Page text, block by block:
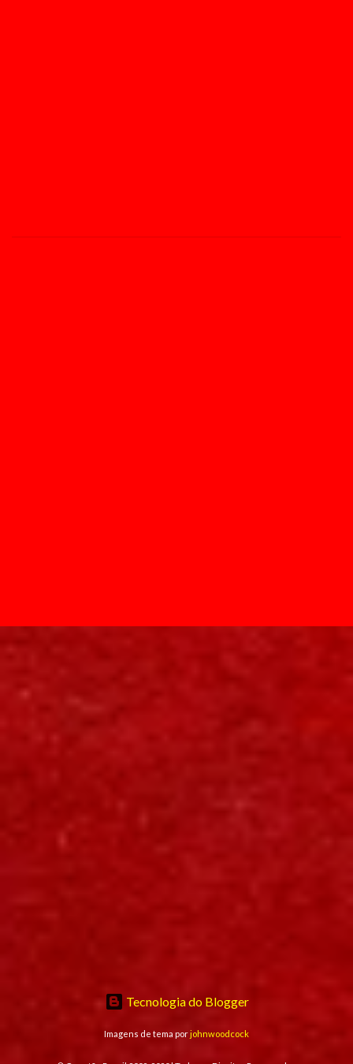
Tecnologia do Blogger
Imagens de tema porjohnwoodcock